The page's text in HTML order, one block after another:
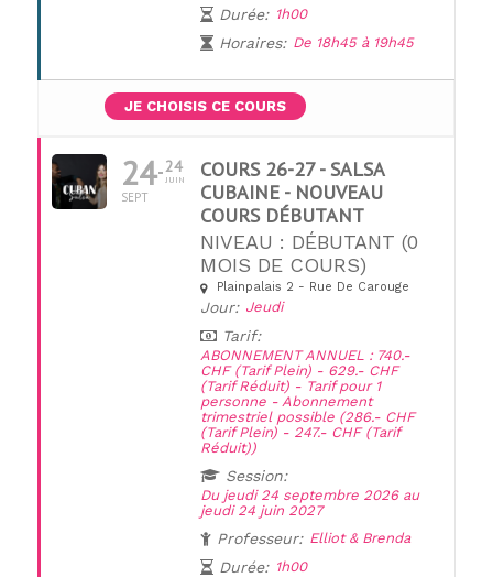
Durée: 1h00
Horaires: De 18h45 à 19h45
JE CHOISIS CE COURS
UNE QUESTION ?
24
SEPT
24
JUIN
COURS 26-27 - SALSA
CUBAINE - NOUVEAU
COURS DÉBUTANT
NIVEAU : DÉBUTANT (0
MOIS DE COURS)
Plainpalais 2 - Rue De Carouge
Jour: Jeudi
Tarif:
ABONNEMENT ANNUEL : 740.-
CHF (Tarif Plein) - 629.- CHF
(Tarif Réduit) - Tarif pour 1
personne - Abonnement
trimestriel possible (286.- CHF
(Tarif Plein) - 247.- CHF (Tarif
Réduit))
Session:
Du jeudi 24 septembre 2026 au
jeudi 24 juin 2027
Professeur: Elliot & Brenda
Durée: 1h00